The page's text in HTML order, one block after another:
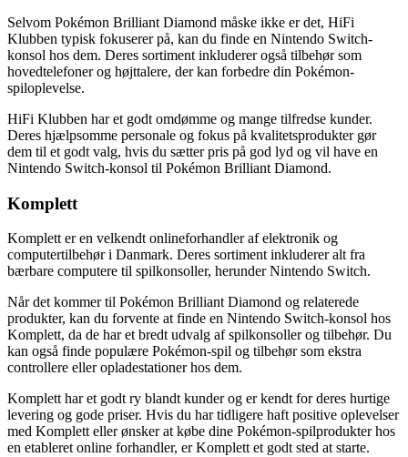
Selvom Pokémon Brilliant Diamond måske ikke er det, HiFi
Klubben typisk fokuserer på, kan du finde en Nintendo Switch-
konsol hos dem. Deres sortiment inkluderer også tilbehør som
hovedtelefoner og højttalere, der kan forbedre din Pokémon-
spiloplevelse.
HiFi Klubben har et godt omdømme og mange tilfredse kunder.
Deres hjælpsomme personale og fokus på kvalitetsprodukter gør
dem til et godt valg, hvis du sætter pris på god lyd og vil have en
Nintendo Switch-konsol til Pokémon Brilliant Diamond.
Komplett
Komplett er en velkendt onlineforhandler af elektronik og
computertilbehør i Danmark. Deres sortiment inkluderer alt fra
bærbare computere til spilkonsoller, herunder Nintendo Switch.
Når det kommer til Pokémon Brilliant Diamond og relaterede
produkter, kan du forvente at finde en Nintendo Switch-konsol hos
Komplett, da de har et bredt udvalg af spilkonsoller og tilbehør. Du
kan også finde populære Pokémon-spil og tilbehør som ekstra
controllere eller opladestationer hos dem.
Komplett har et godt ry blandt kunder og er kendt for deres hurtige
levering og gode priser. Hvis du har tidligere haft positive oplevelser
med Komplett eller ønsker at købe dine Pokémon-spilprodukter hos
en etableret online forhandler, er Komplett et godt sted at starte.